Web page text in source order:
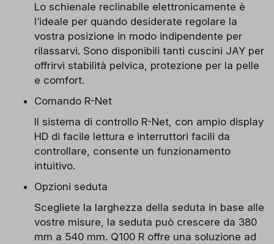
Lo schienale reclinabile elettronicamente è
l‘ideale per quando desiderate regolare la
vostra posizione in modo indipendente per
rilassarvi. Sono disponibili tanti cuscini JAY per
offrirvi stabilità pelvica, protezione per la pelle
e comfort.
Comando R-Net
Il sistema di controllo R-Net, con ampio display
HD di facile lettura e interruttori facili da
controllare, consente un funzionamento
intuitivo.
Opzioni seduta
Scegliete la larghezza della seduta in base alle
vostre misure, la seduta può crescere da 380
mm a 540 mm. Q100 R offre una soluzione ad